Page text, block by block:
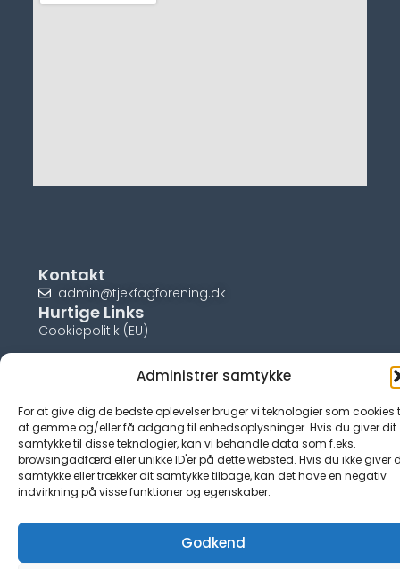
Administrer samtykke
For at give dig de bedste oplevelser bruger vi teknologier som cookies
at gemme og/eller få adgang til enhedsoplysninger. Hvis du giver dit
samtykke til disse teknologier, kan vi behandle data som f.eks.
browsingadfærd eller unikke ID'er på dette websted. Hvis du ikke giver
samtykke eller trækker dit samtykke tilbage, kan det have en negativ
indvirkning på visse funktioner og egenskaber.
Godkend
Kontakt
admin@tjekfagforening.dk
Hurtige Links
Cookiepolitik (EU)
© tjek-fagforening.dk